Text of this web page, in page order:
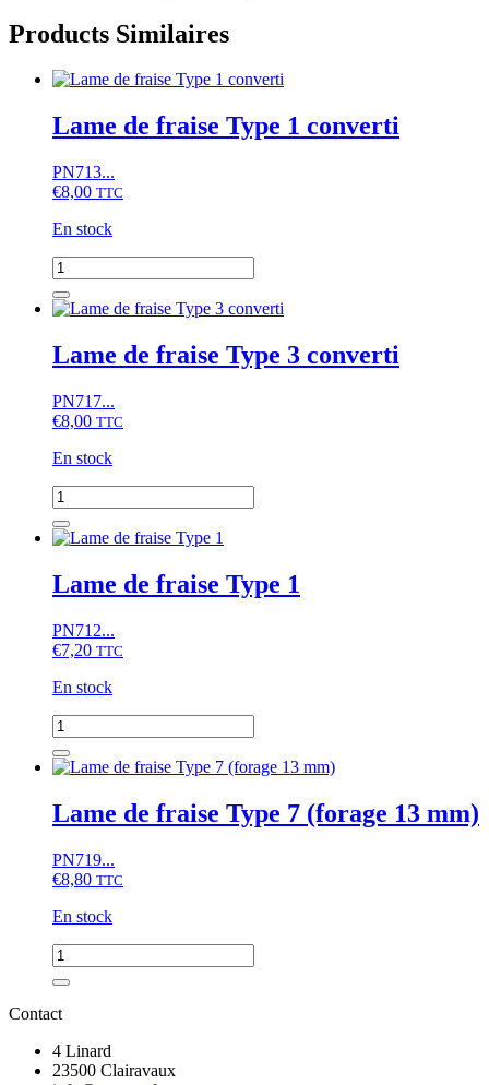
Products Similaires
Lame de fraise Type 1 converti
PN713...
€8,00 TTC
En stock
quantité
de
Lame
fraise
Type
converti
Lame de fraise Type 3 converti
PN717...
€8,00 TTC
En stock
quantité
de
Lame
fraise
Type
converti
Lame de fraise Type 1
PN712...
€7,20 TTC
En stock
quantité
de
Lame
fraise
Type
Lame de fraise Type 7 (forage 13 mm)
PN719...
€8,80 TTC
En stock
quantité
de
Lame
de
Type
7
Contact
4 Linard
23500 Clairavaux